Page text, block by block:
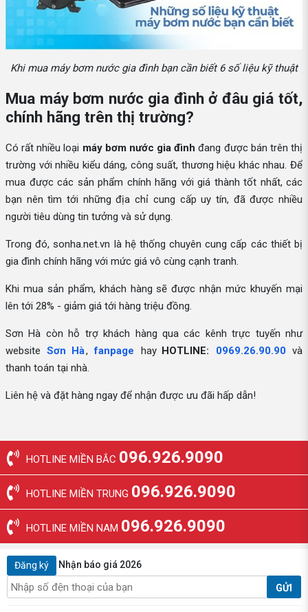
Khi mua máy bơm nước gia đình bạn cần biết 6 số liệu kỹ thuật
Mua máy bơm nước gia đình ở đâu giá tốt,
chính hãng trên thị trường?
Có rất nhiều loại máy bơm nước gia đình đang được bán trên thị
trường với nhiều kiểu dáng, công suất, thương hiệu khác nhau. Để
mua được các sản phẩm chính hãng với giá thành tốt nhất, các
bạn nên tìm tới những địa chỉ cung cấp uy tín, đã được nhiều
người tiêu dùng tin tưởng và sử dụng.
Trong đó, sonha.net.vn là hệ thống chuyên cung cấp các thiết bị
gia đình chính hãng với mức giá vô cùng cạnh tranh.
Khi mua sản phẩm, khách hàng sẽ được nhận mức khuyến mại
lên tới 28% - giảm giá tới hàng triệu đồng.
Sơn Hà còn hỗ trợ khách hàng qua các kênh trực tuyến như
website Sơn Hà, fanpage hay HOTLINE: 0969.26.90.90 và
thanh toán tại nhà.
Liên hệ và đặt hàng ngay để nhận được ưu đãi hấp dẫn!
HOTLINE MIỀN BẮC 096.926.9090
HOTLINE MIỀN TRUNG 096.926.9090
HOTLINE MIỀN NAM 096.926.9090
Đăng ký Nhận báo giá 2026
GỬI